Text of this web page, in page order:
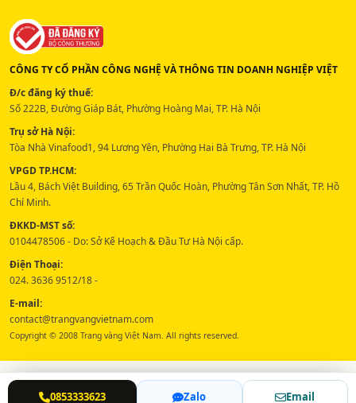
0853333623 Zalo Email
CÔNG TY CỔ PHẦN CÔNG NGHỆ VÀ THÔNG TIN DOANH NGHIỆP VIỆT
Đ/c đăng ký thuế:
Số 222B, Đường Giáp Bát, Phường Hoàng Mai, TP. Hà Nội
Trụ sở Hà Nội:
Tòa Nhà Vinafood1, 94 Lương Yên, Phường Hai Bà Trưng, TP. Hà Nội
VPGD TP.HCM:
Lầu 4, Bách Việt Building, 65 Trần Quốc Hoàn, Phường Tân Sơn Nhất, TP. Hồ
Chí Minh.
ĐKKD-MST số:
0104478506 - Do: Sở Kế Hoạch & Đầu Tư Hà Nội cấp.
Điện Thoại:
024. 3636 9512/18 -
E-mail:
contact@trangvangvietnam.com
Copyright © 2008 Trang vàng Việt Nam. All rights reserved.